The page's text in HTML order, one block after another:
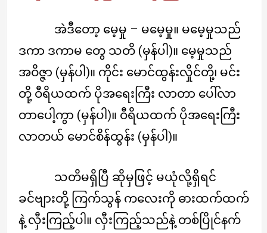
အဲဒီတော့ မေ့မှု – မမေ့မှု။ မမေ့မှုသည်
ဒကာ ဒကာမ တွေ သတိ (မှန်ပါ)။ မေ့မှုသည်
အဝိဇ္ဇာ (မှန်ပါ)။ ကိုင်း မောင်ထွန်းလှိုင်တို့၊ မင်း
တို့ ဝီရိယထက် ပိုအရေးကြီး လာတာ ပေါ်လာ
တာပေါ့ကွာ (မှန်ပါ)။ ဝီရိယထက် ပိုအရေးကြီး
လာတယ် မောင်စိန်ထွန်း (မှန်ပါ)။
သတိမရှိပြီ ဆိုမှဖြင့် မယုံလို့ရှိရင်
ခင်ဗျားတို့ ကြက်သွန် ကလေးကို ဓားထက်ထက်
နဲ့ လှီးကြည့်ပါ။ လှီးကြည့်သည်နဲ့ တစ်ပြိုင်နက်